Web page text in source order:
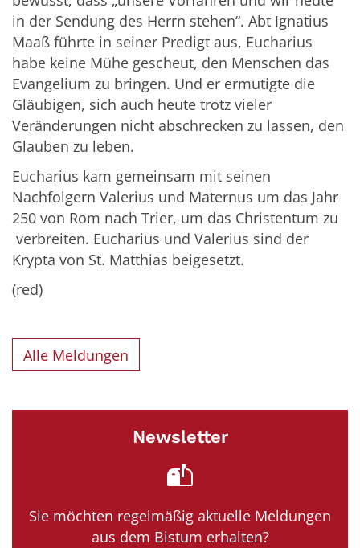
in der Sendung des Herrn stehen“. Abt Ignatius
Maaß führte in seiner Predigt aus, Eucharius
habe keine Mühe gescheut, den Menschen das
Evangelium zu bringen. Und er ermutigte die
Gläubigen, sich auch heute trotz vieler
Veränderungen nicht abschrecken zu lassen, den
Glauben zu leben.
Eucharius kam gemeinsam mit seinen
Nachfolgern Valerius und Maternus um das Jahr
250 von Rom nach Trier, um das Christentum zu
verbreiten. Eucharius und Valerius sind der
Krypta von St. Matthias beigesetzt.
(red)
Alle Meldungen
Newsletter
Sie möchten regelmäßig aktuelle Meldungen
aus dem Bistum erhalten?